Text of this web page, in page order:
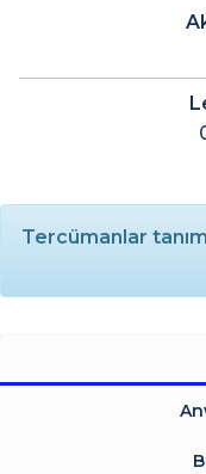
Tercümanlar